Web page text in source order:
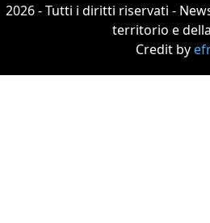
2026 - Tutti i diritti riservati -
territorio e
Credit by